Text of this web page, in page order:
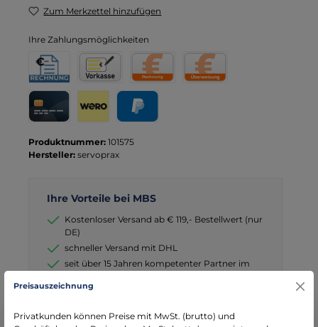
Zum Merkzettel hinzufügen
Ihre Zahlungsmöglichkeiten
Produktnummer: 101575
Hersteller: servoprax
Ihre Vorteile bei MBS
Kostenloser Versand ab € 119,- Bestellwert (nur
DE)
schneller Versand mit DHL
seit über 15 Jahren kompetenter Partner im
Preisauszeichnung
Privatkunden können Preise mit MwSt. (brutto) und